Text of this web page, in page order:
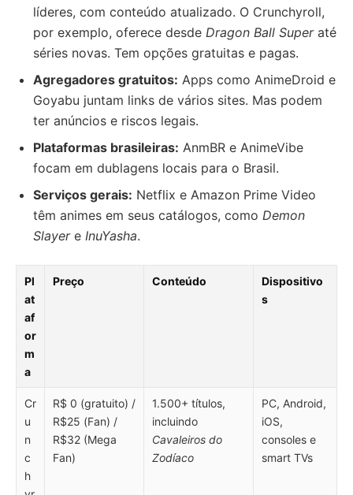
líderes, com conteúdo atualizado. O Crunchyroll,
por exemplo, oferece desde Dragon Ball Superaté
séries novas. Tem opções gratuitas e pagas.
Agregadores gratuitos: Apps como AnimeDroid e
Goyabu juntam links de vários sites. Mas podem
ter anúncios e riscos legais.
Plataformas brasileiras: AnmBR e AnimeVibe
focam em dublagens locais para o Brasil.
Serviços gerais: Netflix e Amazon Prime Video
têm animes em seus catálogos, como Demon
Slayere InuYasha.
Pl
at
af
or
m
a
Preço Conteúdo
Dispositivo
s
Cr
u
n
c
h
R$ 0 (gratuito) /
R$25 (Fan) /
R$32 (Mega
Fan)
1.500+ títulos,
incluindo
Cavaleiros do
Zodíaco
PC, Android,
iOS,
consoles e
smart TVs